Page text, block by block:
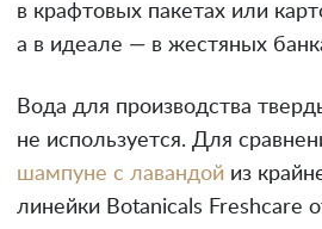
в крафтовых пакетах или
а в идеале — в жестяных
Вода для производства
не используется. Для
шампуне с лавандой из
линейки Botanicals Freshcare